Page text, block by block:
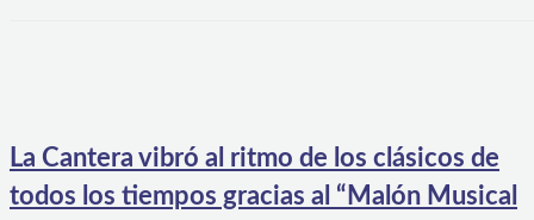
La Cantera vibró al ritmo de los clásicos de
todos los tiempos gracias al “Malón Musical